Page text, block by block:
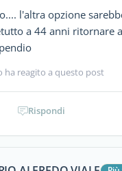
l'altra opzione
a 44 anni ritornare
ha reagito a questo post
Rispondi